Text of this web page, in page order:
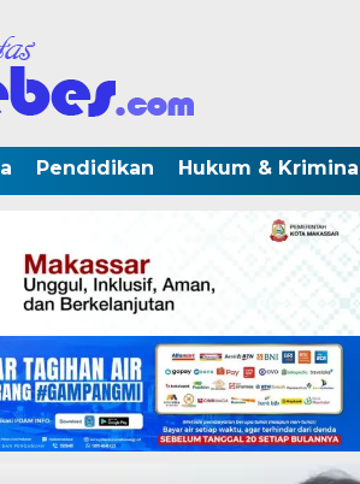
Pendidikan Hukum &